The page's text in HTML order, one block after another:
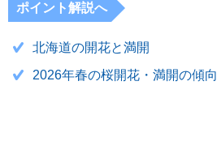
ポイント解説へ
北海道の開花と満開
2026年春の桜開花・満開の傾向